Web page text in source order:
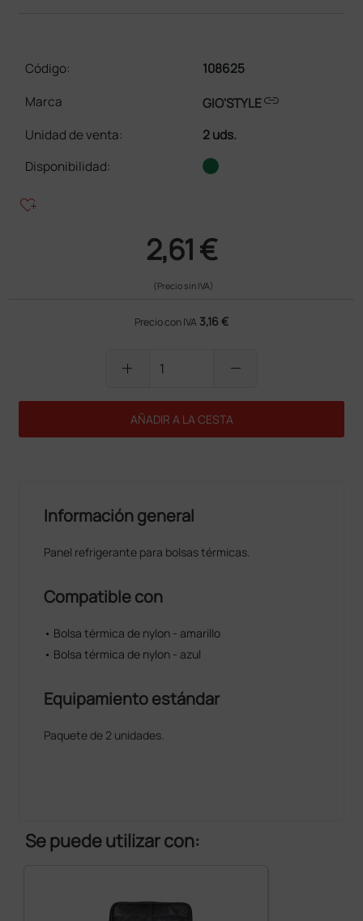
Código:
108625
Marca
GIO'STYLElink
Unidad de venta:
2 uds.
Disponibilidad:
heart_plus
2,61 €
(Precio sin IVA)
Precio con IVA 3,16 €
add remove
AÑADIR A LA CESTA
Información general
Panel refrigerante para bolsas térmicas.
Compatible con
• Bolsa térmica de nylon - amarillo
• Bolsa térmica de nylon - azul
Equipamiento estándar
Paquete de 2 unidades.
Se puede utilizar con: